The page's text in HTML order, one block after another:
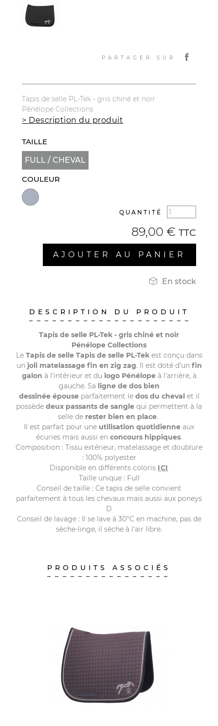
PARTAGER SUR
Tapis de selle PL-Tek - gris chiné et noir
Pénélope Collections
> Description du produit
TAILLE
FULL / CHEVAL
COULEUR
QUANTITÉ
89,00 € TTC
AJOUTER AU PANIER
 En stock
DESCRIPTION DU PRODUIT
Tapis de selle PL-Tek - gris chiné et noir
Pénélope Collections
Le Tapis de selle Tapis de selle PL-Tekest conçu dans
un joli matelassage fin en zig zag. Il est doté d'un fin
galon à l'intérieur et du logo Pénélopeà l'arrière, à
gauche. Sa ligne de dos bien
dessinée épouseparfaitement le dos du cheval et il
possède deux passants de sangle qui permettent à la
selle de rester bien en place.
Il est parfait pour une utilisation quotidienne aux
écuries mais aussi en concours hippiques.
Composition : Tissu extérieur, matelassage et doublure
: 100% polyester
Disponible en différents coloris ICI
Taille unique : Full
Conseil de taille : Ce tapis de selle convient
parfaitement à tous les chevaux mais aussi aux poneys
D
Conseil de lavage : Il se lave à 30°C en machine, pas de
sèche-linge, il sèche à l'air libre.
PRODUITS ASSOCIÉS